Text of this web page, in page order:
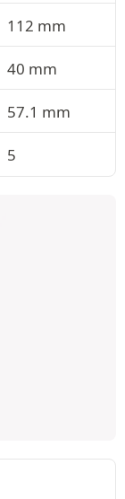
112 mm
40 mm
57.1 mm
5